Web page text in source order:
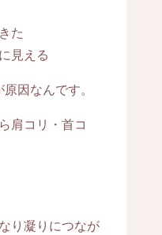
た
見える
因なんです。
肩コリ・首コ
り凝りにつなが